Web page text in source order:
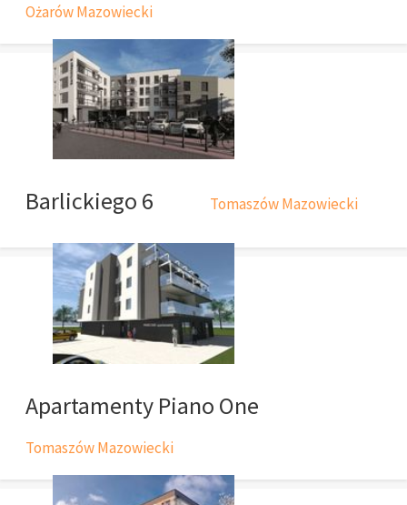
Ożarów Mazowiecki
Barlickiego 6 Tomaszów Mazowiecki
Apartamenty Piano One
Tomaszów Mazowiecki